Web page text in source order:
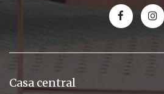
Casa central